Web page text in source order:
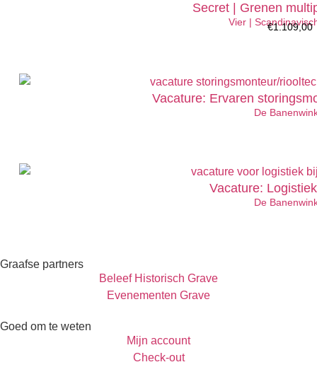
Secret | Grenen
Vier | €1.109,00
Vacature: Ervaren
De
Vacature:
De
Graafse partners
Beleef Historisch Grave
Evenementen Grave
Goed om te weten
Mijn account
Check-out